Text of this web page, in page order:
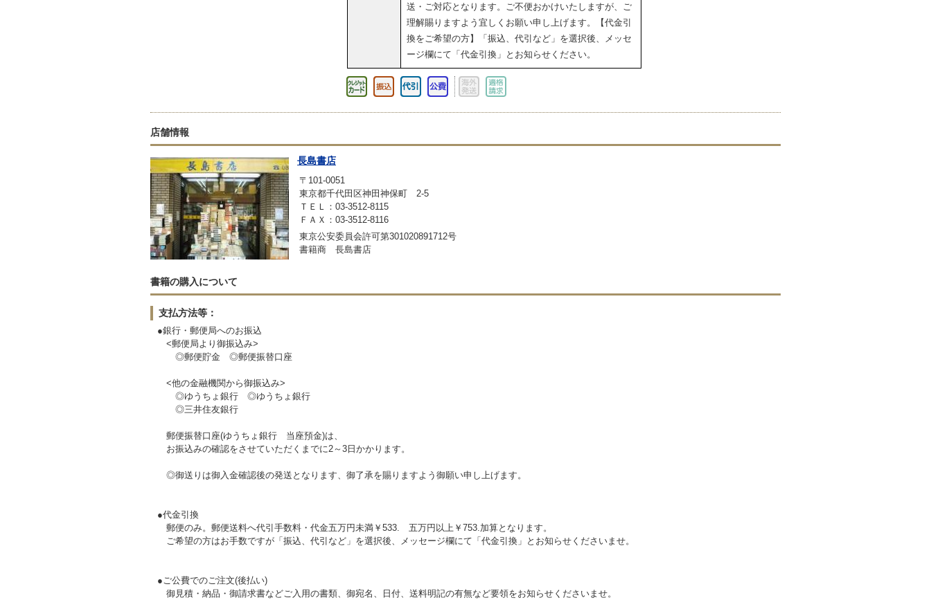
送・ご対応となります。ご不便おかけいたしますが、ご
理解賜りますよう宜しくお願い申し上げます。【代金引
換をご希望の方】「振込、代引など」を選択後、メッセ
ージ欄にて「代金引換」とお知らせください。
店舗情報
長島書店
〒101-0051
東京都千代田区神田神保町 2-5
ＴＥＬ：03-3512-8115
ＦＡＸ：03-3512-8116
東京公安委員会許可第301020891712号
書籍商 長島書店
書籍の購入について
支払方法等：
●銀行・郵便局へのお振込
<郵便局より御振込み>
◎郵便貯金 ◎郵便振替口座
<他の金融機関から御振込み>
◎ゆうちょ銀行 ◎ゆうちょ銀行
◎三井住友銀行
郵便振替口座(ゆうちょ銀行 当座預金)は、
お振込みの確認をさせていただくまでに2～3日かかります。
◎御送りは御入金確認後の発送となります、御了承を賜りますよう御願い申し上げます。
●代金引換
郵便のみ。郵便送料へ代引手数料・代金五万円未満￥533. 五万円以上￥753.加算となります。
ご希望の方はお手数ですが「振込、代引など」を選択後、メッセージ欄にて「代金引換」とお知らせくださいませ。
●ご公費でのご注文(後払い)
御見積・納品・御請求書などご入用の書類、御宛名、日付、送料明記の有無など要領をお知らせくださいませ。